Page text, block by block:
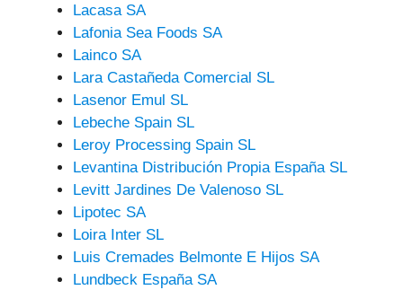
Lacasa SA
Lafonia Sea Foods SA
Lainco SA
Lara Castañeda Comercial SL
Lasenor Emul SL
Lebeche Spain SL
Leroy Processing Spain SL
Levantina Distribución Propia España SL
Levitt Jardines De Valenoso SL
Lipotec SA
Loira Inter SL
Luis Cremades Belmonte E Hijos SA
Lundbeck España SA